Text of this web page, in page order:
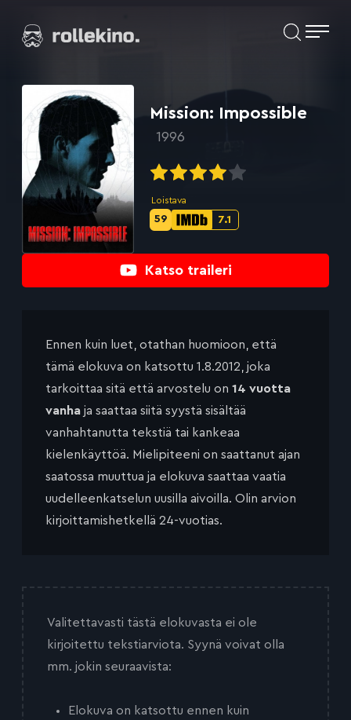
suoraan
Elokuvat ja elokuva-arviot | Rollekino.fi
jälkeen.
Katso traileri
Mission: Impossible
1996
Loistava
IMDb-
7.1
Metascore-
59
Ennen kuin luet, otathan huomioon, että
tämä elokuva on katsottu 1.8.2012, joka
tarkoittaa sitä että arvostelu on 14 vuotta
vanha ja saattaa siitä syystä sisältää
vanhahtanutta tekstiä tai kankeaa
kielenkäyttöä. Mielipiteeni on saattanut ajan
saatossa muuttua ja elokuva saattaa vaatia
uudelleenkatselun uusilla aivoilla. Olin arvion
kirjoittamishetkellä 24-vuotias.
Valitettavasti tästä elokuvasta ei ole
kirjoitettu tekstiarviota. Syynä voivat olla
mm. jokin seuraavista:
Elokuva on katsottu ennen kuin